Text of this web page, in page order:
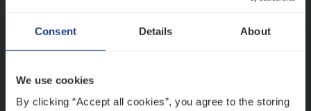
Consent Details About
We use cookies
By clicking “Accept all cookies”, you agree to the storing
Ons sollicitatieproces